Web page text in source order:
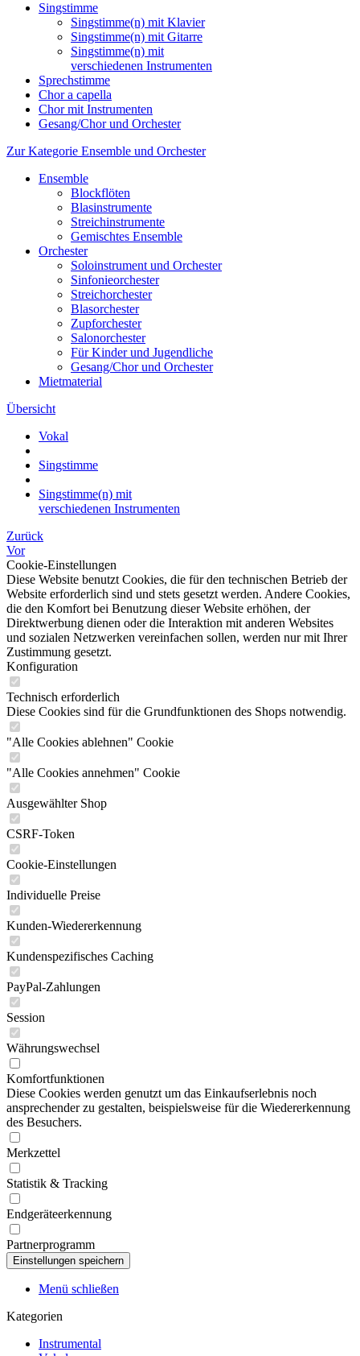
Singstimme
Singstimme(n) mit Klavier
Singstimme(n) mit Gitarre
Singstimme(n) mit
verschiedenen Instrumenten
Sprechstimme
Chor a capella
Chor mit Instrumenten
Gesang/Chor und Orchester
Zur Kategorie Ensemble und Orchester
Ensemble
Blockflöten
Blasinstrumente
Streichinstrumente
Gemischtes Ensemble
Orchester
Soloinstrument und Orchester
Sinfonieorchester
Streichorchester
Blasorchester
Zupforchester
Salonorchester
Für Kinder und Jugendliche
Gesang/Chor und Orchester
Mietmaterial
Übersicht
Vokal
Singstimme
Singstimme(n) mit
verschiedenen Instrumenten
Zurück
Vor
Cookie-Einstellungen
Diese Website benutzt Cookies, die für den technischen Betrieb der
Website erforderlich sind und stets gesetzt werden. Andere Cookies,
die den Komfort bei Benutzung dieser Website erhöhen, der
Direktwerbung dienen oder die Interaktion mit anderen Websites
und sozialen Netzwerken vereinfachen sollen, werden nur mit Ihrer
Zustimmung gesetzt.
Konfiguration
Technisch erforderlich
Diese Cookies sind für die Grundfunktionen des Shops notwendig.
"Alle Cookies ablehnen" Cookie
"Alle Cookies annehmen" Cookie
Ausgewählter Shop
CSRF-Token
Cookie-Einstellungen
Individuelle Preise
Kunden-Wiedererkennung
Kundenspezifisches Caching
PayPal-Zahlungen
Session
Währungswechsel
Komfortfunktionen
Diese Cookies werden genutzt um das Einkaufserlebnis noch
ansprechender zu gestalten, beispielsweise für die Wiedererkennung
des Besuchers.
Merkzettel
Statistik & Tracking
Endgeräteerkennung
Partnerprogramm
Menü schließen
Kategorien
Instrumental